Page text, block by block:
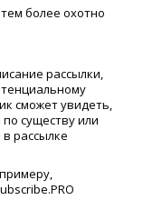
более охотно
рассылки,
сможет увидеть,
существу или
рассылке